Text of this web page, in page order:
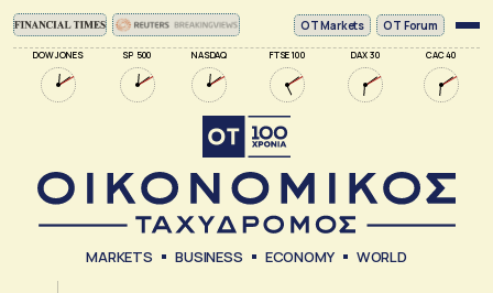
DOW JONES SP 500 NASDAQ FTSE 100 DAX 30 CAC 40
ΟΤ Markets OT Forum
MARKETS BUSINESS ECONOMY WORLD